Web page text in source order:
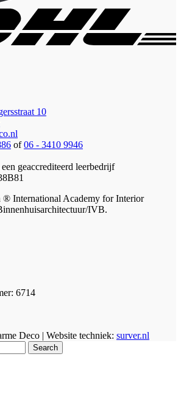
10
of06 - 3410 9946
geaccrediteerd leerbedrijf
® International Academy for Interior
IVB.
6714
Deco | Website techniek: surver.nl
Search